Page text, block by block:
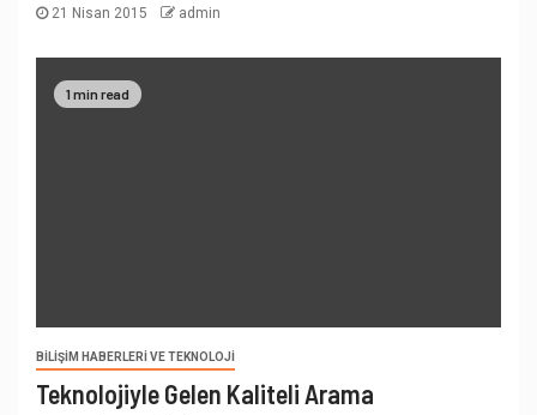
21 Nisan 2015 admin
1 min read
BILIŞIM HABERLERI VE TEKNOLOJI
Teknolojiyle Gelen Kaliteli Arama